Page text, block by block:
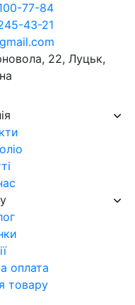
оплата
товару
77-84
43-21
22, Луцьк,